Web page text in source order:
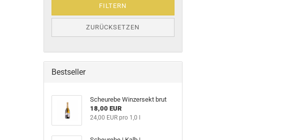
FILTERN
ZURÜCKSETZEN
Bestseller
Scheurebe Winzersekt brut
18,00 EUR
24,00 EUR pro 1,0 l